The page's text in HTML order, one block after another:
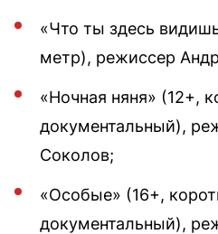
«Что ты здесь
метр), режиссер
«Ночная няня» (12+,
документальный),
Соколов;
«Особые» (16+,
документальный),